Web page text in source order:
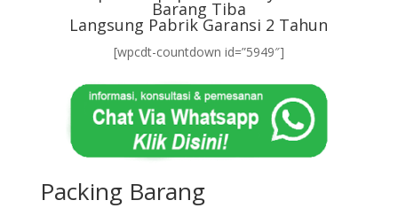
Barang Tiba
Langsung Pabrik Garansi 2 Tahun
[wpcdt-countdown id=”5949″]
Packing Barang